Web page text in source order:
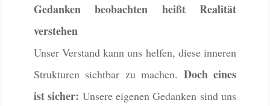
Gedanken beobachten heißt Realität
verstehen
Unser Verstand kann uns helfen, diese inneren
Strukturen sichtbar zu machen. Doch eines
ist sicher: Unsere eigenen Gedanken sind uns